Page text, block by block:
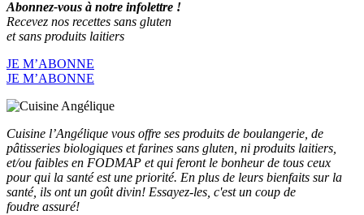
Abonnez-vous à notre infolettre !
Recevez nos recettes sans gluten
et sans produits laitiers
JE M’ABONNE
JE M’ABONNE
Cuisine l’Angélique vous offre ses produits de boulangerie, de
pâtisseries biologiques et farines sans gluten, ni produits laitiers,
et/ou faibles en FODMAP et qui feront le bonheur de tous ceux
pour qui la santé est une priorité. En plus de leurs bienfaits sur la
santé, ils ont un goût divin! Essayez-les, c'est un coup de
foudre assuré!